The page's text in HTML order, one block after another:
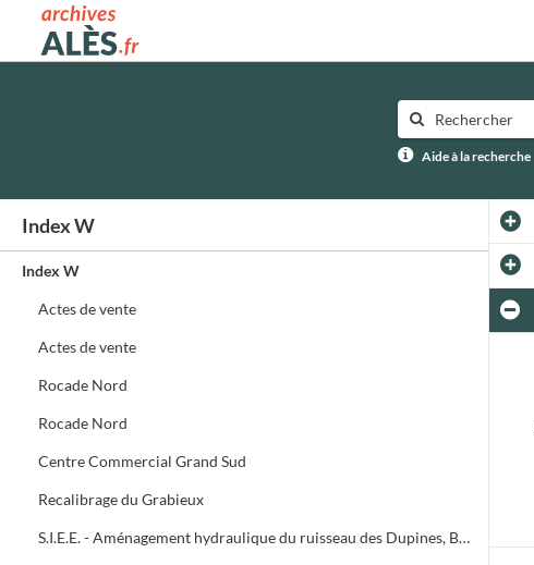
Archives municipales d'Alès
Aide à la recherche
Index W
Index W
Actes de vente
Actes de vente
Rocade Nord
Rocade Nord
Centre Commercial Grand Sud
Recalibrage du Grabieux
S.I.E.E. - Aménagement hydraulique du ruisseau des Dupines, Basse-Prairie Nord et Sud, communes d'Alès et Saint-Christol-les-Alès